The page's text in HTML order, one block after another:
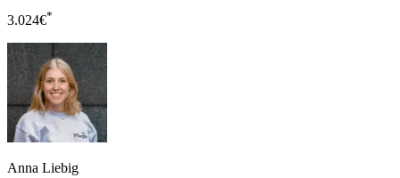
3.024€*
Anna Liebig